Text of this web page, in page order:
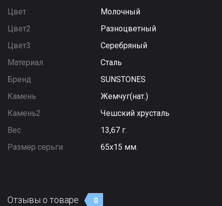
Цвет
Молочный
Цвет2
Разноцветный
Цвет3
Серебряный
Материал
Сталь
Бренд
SUNSTONES
Камень
Жемчуг(нат.)
Камень2
Чешский хрусталь
Вес
13,67 г.
Размер серьги
65х15 мм.
Отзывы о товаре 0